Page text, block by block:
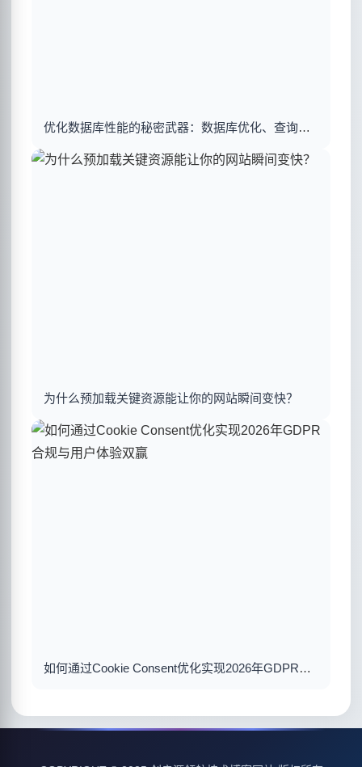
优化数据库性能的秘密武器：数据库优化、查询优化与索引建立揭秘
为什么预加载关键资源能让你的网站瞬间变快？
如何通过Cookie Consent优化实现2026年GDPR合规与用户体验双赢